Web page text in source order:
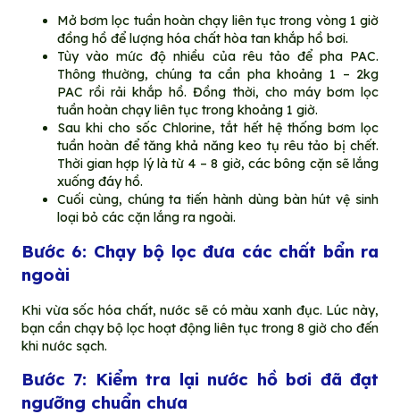
Mở bơm lọc tuần hoàn chạy liên tục trong vòng 1 giờ
đồng hồ để lượng hóa chất hòa tan khắp hồ bơi.
Tùy vào mức độ nhiều của rêu tảo để pha PAC.
Thông thường, chúng ta cần pha khoảng 1 – 2kg
PAC rồi rải khắp hồ. Đồng thời, cho máy bơm lọc
tuần hoàn chạy liên tục trong khoảng 1 giờ.
Sau khi cho sốc Chlorine, tắt hết hệ thống bơm lọc
tuần hoàn để tăng khả năng keo tụ rêu tảo bị chết.
Thời gian hợp lý là từ 4 – 8 giờ, các bông cặn sẽ lắng
xuống đáy hồ.
Cuối cùng, chúng ta tiến hành dùng bàn hút vệ sinh
loại bỏ các cặn lắng ra ngoài.
Bước 6: Chạy bộ lọc đưa các chất bẩn ra
ngoài
Khi vừa sốc hóa chất, nước sẽ có màu xanh đục. Lúc này,
bạn cần chạy bộ lọc hoạt động liên tục trong 8 giờ cho đến
khi nước sạch.
Bước 7: Kiểm tra lại nước hồ bơi đã đạt
ngưỡng chuẩn chưa